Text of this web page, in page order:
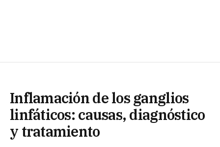
Inflamación de los ganglios
linfáticos: causas, diagnóstico
y tratamiento